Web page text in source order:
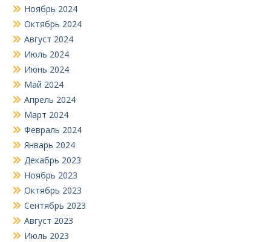
Ноябрь 2024
Октябрь 2024
Август 2024
Июль 2024
Июнь 2024
Май 2024
Апрель 2024
Март 2024
Февраль 2024
Январь 2024
Декабрь 2023
Ноябрь 2023
Октябрь 2023
Сентябрь 2023
Август 2023
Июль 2023